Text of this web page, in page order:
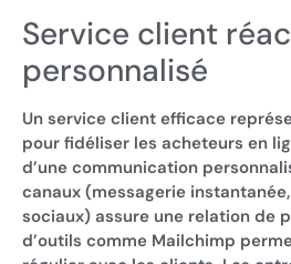
Service client
personnalisé
Un service client efficace
pour fidéliser les acheteurs en
d’une communication
canaux (messagerie
sociaux) assure une relation de
d’outils comme Mailchimp